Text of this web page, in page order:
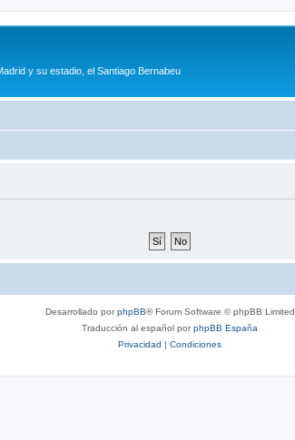
y su estadio, el Santiago Bernabeu
Desarrollado porphpBB® Forum Software © phpBB Limited
Traducción al español porphpBB España
Privacidad | Condiciones